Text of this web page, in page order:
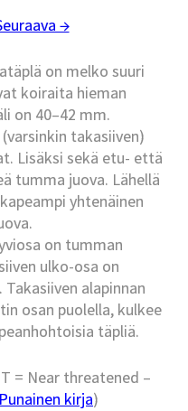
→
on melko suuri
koiraita hieman
on 40–42 mm.
takasiiven)
Lisäksi sekä etu- että
tumma juova. Lähellä
yhtenäinen
on tumman
ulko-osa on
alapinnan
osan puolella, kulkee
täpliä.
= Near threatened –
Punainen kirja)